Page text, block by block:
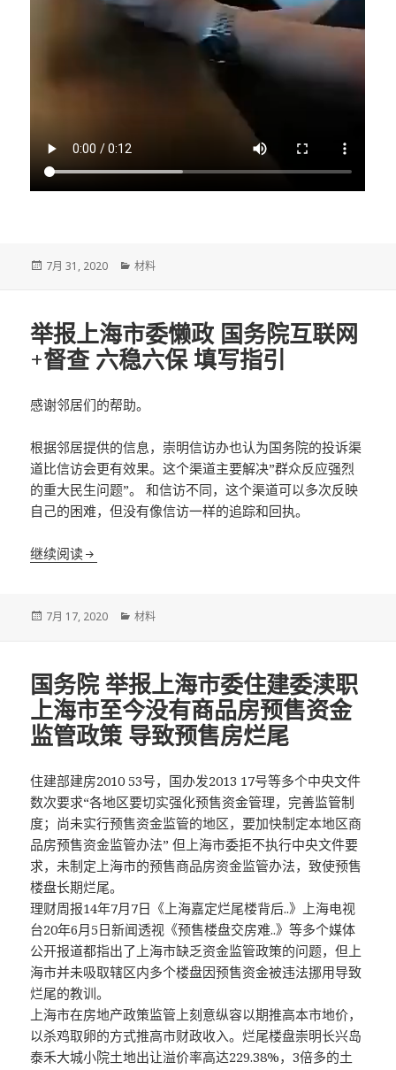
发
7月 31, 2020
分
材料
举报上海市委懒政 国务院互联网
+督查 六稳六保 填写指引
感谢邻居们的帮助。
根据邻居提供的信息，崇明信访办也认为国务院的投诉渠
道比信访会更有效果。这个渠道主要解决”群众反应强烈
的重大民生问题”。 和信访不同，这个渠道可以多次反映
自己的困难，但没有像信访一样的追踪和回执。
继续阅读举报上海市委懒政 国务院互联网+督查 六稳六保 填
发
7月 17, 2020
分
材料
国务院 举报上海市委住建委渎职
上海市至今没有商品房预售资金
监管政策 导致预售房烂尾
住建部建房2010 53号，国办发2013 17号等多个中央文件
数次要求“各地区要切实强化预售资金管理，完善监管制
度；尚未实行预售资金监管的地区，要加快制定本地区商
品房预售资金监管办法” 但上海市委拒不执行中央文件要
求，未制定上海市的预售商品房资金监管办法，致使预售
楼盘长期烂尾。
理财周报14年7月7日《上海嘉定烂尾楼背后..》上海电视
台20年6月5日新闻透视《预售楼盘交房难..》等多个媒体
公开报道都指出了上海市缺乏资金监管政策的问题，但上
海市并未吸取辖区内多个楼盘因预售资金被违法挪用导致
烂尾的教训。
上海市在房地产政策监管上刻意纵容以期推高本市地价，
以杀鸡取卵的方式推高市财政收入。烂尾楼盘崇明长兴岛
泰禾大城小院土地出让溢价率高达229.38%，3倍多的土